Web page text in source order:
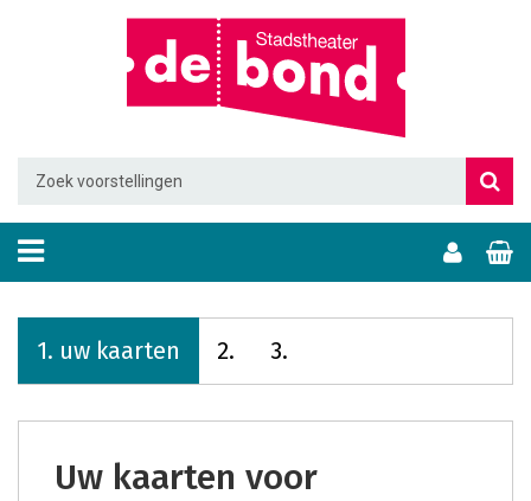
1. uw kaarten 2. 3.
uw kaarten voor